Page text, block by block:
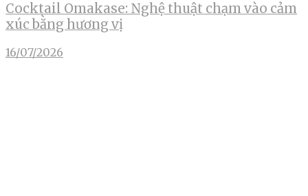
Cocktail Omakase: Nghệ thuật chạm vào cảm
xúc bằng hương vị
16/07/2026